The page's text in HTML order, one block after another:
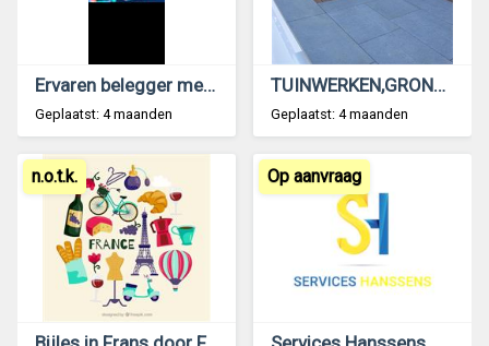
Ervaren belegger met gegarandeerde winst
Geplaatst: 4 maanden
TUINWERKEN,GRONDWERKEN,TERRASSEN
Geplaatst: 4 maanden
n.o.t.k. Op aanvraag